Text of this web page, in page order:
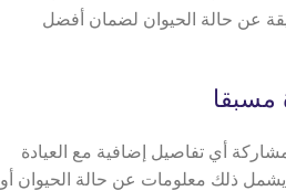
عن حالة الحيوان لضمان أفضل
أي تفاصيل إضافية مع العيادة
ذلك معلومات عن حالة الحيوان أو